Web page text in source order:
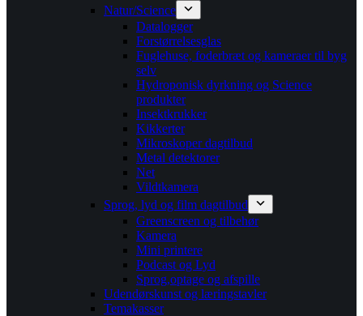
Natur/Science
Datalogger
Forstørrelsesglas
Fuglehuse, foderbræt og kameraer til byg
selv
Hydroponisk dyrkning og Science
produkter
Insektkrukker
Kikkerter
Mikroskoper dagtilbud
Metal detektorer
Net
Vildtkamera
Sprog, lyd og film dagtilbud
Greenscreen og tilbehør
Kamera
Mini printere
Podcast og Lyd
Sprog,optage og afspille
Udendørskunst og læringstavler
Temakasser